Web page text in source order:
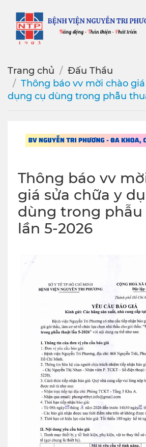
Trang chủ
Đấu Thầu
Thông báo vv mời chào
dụng cụ dùng trong phẫu
Thông báo vv
giá sửa chữa y
dùng trong
lần 5-2026